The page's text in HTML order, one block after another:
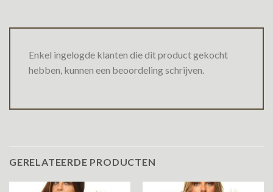
Enkel ingelogde klanten die dit product gekocht
hebben, kunnen een beoordeling schrijven.
GERELATEERDE PRODUCTEN